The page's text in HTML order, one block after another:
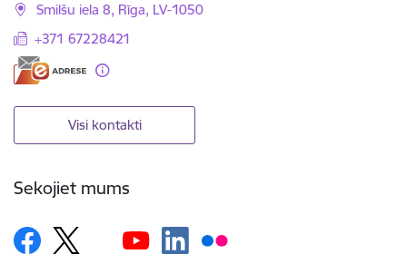
Smilšu iela 8, Rīga, LV-1050
+371 67228421
Visi kontakti
Sekojiet mums